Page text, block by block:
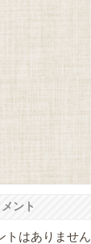
ント
トはありません